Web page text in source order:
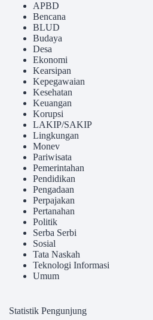
APBD
Bencana
BLUD
Budaya
Desa
Ekonomi
Kearsipan
Kepegawaian
Kesehatan
Keuangan
Korupsi
LAKIP/SAKIP
Lingkungan
Monev
Pariwisata
Pemerintahan
Pendidikan
Pengadaan
Perpajakan
Pertanahan
Politik
Serba Serbi
Sosial
Tata Naskah
Teknologi Informasi
Umum
Statistik Pengunjung